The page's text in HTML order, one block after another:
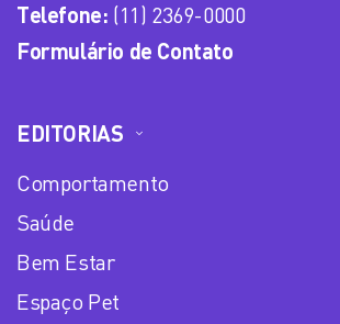
Telefone: (11) 2369-0000
Formulário de Contato
EDITORIAS
Comportamento
Saúde
Bem Estar
Espaço Pet